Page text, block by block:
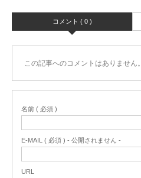
コメント ( 0 )
この記事へのコメントはありません。
名前 ( 必須 )
E-MAIL ( 必須 ) - 公開されません -
URL